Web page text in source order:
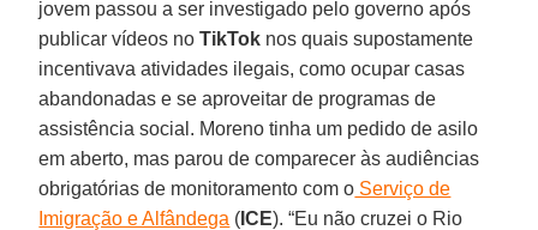
jovem passou a ser investigado pelo governo após
publicar vídeos noTikTok nos quais supostamente
incentivava atividades ilegais, como ocupar casas
abandonadas e se aproveitar de programas de
assistência social. Moreno tinha um pedido de asilo
em aberto, mas parou de comparecer às audiências
obrigatórias de monitoramento com o Serviço de
Imigração e Alfândega ( ICE). “Eu não cruzei o Rio